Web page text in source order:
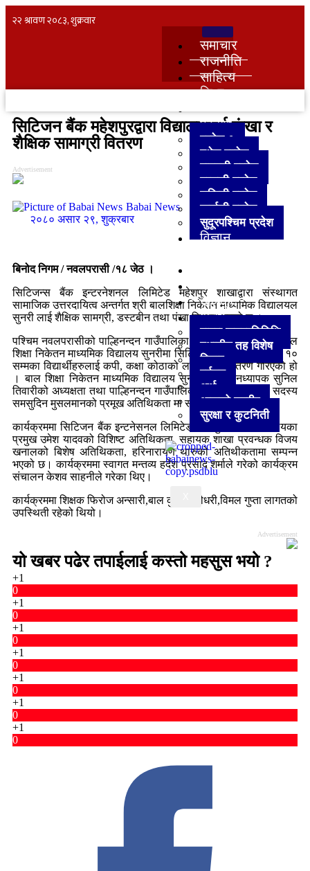
समाचार
राजनीति
साहित्य
शिक्षा
स्वास्थ्य
प्रदेश
प्रदेश १
मधेश प्रदेश
बागमती प्रदेश
गण्डकी प्रदेश
लुम्बिनी प्रदेश
कर्णाली प्रदेश
सुदूरपश्‍चिम प्रदेश
विज्ञान
खेलकुद
अन्य
हाम्रा जनप्रतिनिधि
स्थानीय तह विशेष
विचार
पर्यटन
अर्थ
आजको तस्वीर
सुरक्षा र कुटनिती
सिटिजन बैंक महेशपुरद्वारा विद्यालयलाई फंखा र
शैक्षिक सामाग्री वितरण
Advertisement
Babai News
२०८० असार २९, शुक्रबार
बिनोद निगम / नवलपरासी /१८ जेठ ।
सिटिजन्स बैंक इन्टरनेशनल लिमिटेड महेशपुर शाखाद्वारा संस्थागत
सामाजिक उत्तरदायित्व अन्तर्गत श्री बालशिक्षा निकेतन माध्यमिक विद्यालयल
सुनरी लाई शैक्षिक सामग्री, डस्टबीन तथा पंखा वितरण भएको छ ।
पश्चिम नवलपरासीको पाल्हिनन्दन गाउँपालिका वार्ड नं १ सुनरी स्थित बाल
शिक्षा निकेतन माध्यमिक विद्यालय सुनरीमा सिटिजन बैंकले कक्षा १ देखि १०
सम्मका विद्यार्थीहरुलाई कपी, कक्षा कोठाको लागि फंखा वितरण गरिएको हो
। बाल शिक्षा निकेतन माध्यमिक विद्यालय सुनरीका प्रधानध्यापक सुनिल
तिवारीको अध्यक्षता तथा पाल्हिनन्दन गाउँपालिका वार्ड नं १ का वाड सदस्य
समसुदिन मुसलमानको प्रमूख अतिथिकता मा सम्पन्न भएको छ।
कार्यक्रममा सिटिजन बैंक इन्टनेसनल लिमिटेड महेशपुर शाखा कार्यालयका
प्रमुख उमेश यादवको विशिष्ट अतिथिकता, सहायक शाखा प्रवन्धक विजय
खनालको बिशेष अतिथिकता, हरिनारायण थारुको अतिथीकतामा सम्पन्न
भएको छ। कार्यक्रममा स्वागत मन्तव्य हर्देश प्रसाद शर्माले गरेको कार्यक्रम
संचालन केशव साहनीले गरेका थिए।
कार्यक्रममा शिक्षक फिरोज अन्सारी,बाल कुमारी चौधरी,विमल गुप्ता लागतको
उपस्थिती रहेको थियो।
Advertisement
यो खबर पढेर तपाईलाई कस्तो महसुस भयो ?
+1
0
+1
0
+1
0
+1
0
+1
0
+1
0
+1
0